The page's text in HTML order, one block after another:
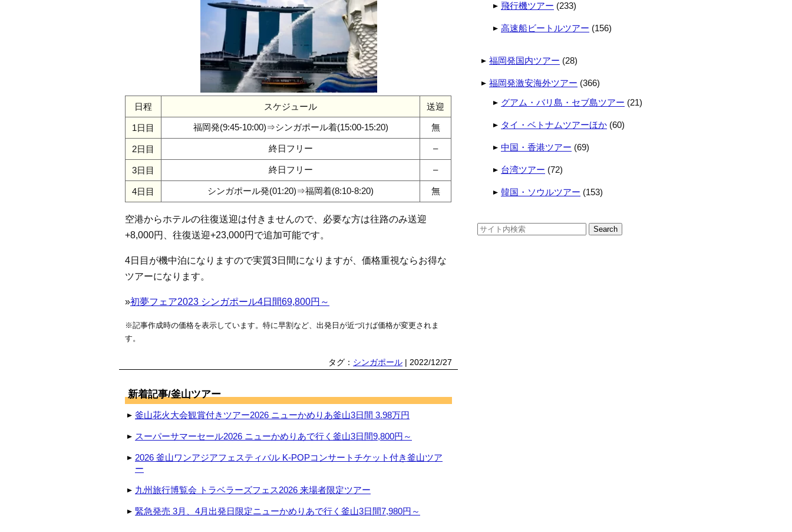
日程 スケジュール 送迎
1日目 福岡発(9:45-10:00)⇒シンガポール着(15:00-15:20) 無
2日目 終日フリー –
3日目 終日フリー –
4日目 シンガポール発(01:20)⇒福岡着(8:10-8:20) 無
空港からホテルの往復送迎は付きませんので、必要な方は往路のみ送迎
+8,000円、往復送迎+23,000円で追加可能です。
4日目が機中泊になりますので実質3日間になりますが、価格重視ならお得な
ツアーになります。
»初夢フェア2023 シンガポール4日間69,800円～
※記事作成時の価格を表示しています。特に早割など、出発日が近づけば価格が変更されま
す。
タグ： シンガポール | 2022/12/27
新着記事/釜山ツアー
釜山花火大会観賞付きツアー2026 ニューかめりあ釜山3日間 3.98万円
スーパーサマーセール2026 ニューかめりあで行く釜山3日間9,800円～
2026 釜山ワンアジアフェスティバル K-POPコンサートチケット付き釜山ツア
ー
九州旅行博覧会 トラベラーズフェス2026 来場者限定ツアー
緊急発売 3月、4月出発日限定ニューかめりあで行く釜山3日間7,980円～
飛行機ツアー (233)
高速船ビートルツアー (156)
福岡発国内ツアー (28)
福岡発激安海外ツアー (366)
グアム・バリ島・セブ島ツアー (21)
タイ・ベトナムツアーほか (60)
中国・香港ツアー (69)
台湾ツアー (72)
韓国・ソウルツアー (153)
検
索: